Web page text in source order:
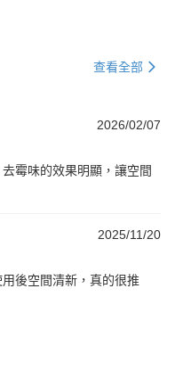
查看全部
2026/02/07
霉味的效果明顯，讓空間
2025/11/20
後空間清新，真的很推